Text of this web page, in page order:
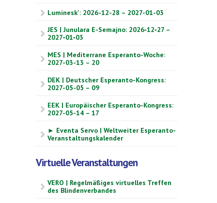
Luminesk': 2026-12-28 – 2027-01-03
JES | Junulara E-Semajno: 2026‑12‑27 –
2027‑01‑03
MES | Mediterrane Esperanto-Woche:
2027-03-13 – 20
DEK | Deutscher Esperanto-Kongress:
2027-05-05 – 09
EEK | Europäischer Esperanto-Kongress:
2027-05-14 – 17
► Eventa Servo | Weltweiter Esperanto-
Veranstaltungskalender
Virtuelle Veranstaltungen
VERO | Regelmäßiges virtuelles Treffen
des Blindenverbandes